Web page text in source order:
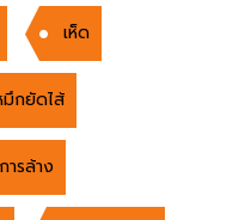
เห็ด
มึกยัดไส้
การล้าง